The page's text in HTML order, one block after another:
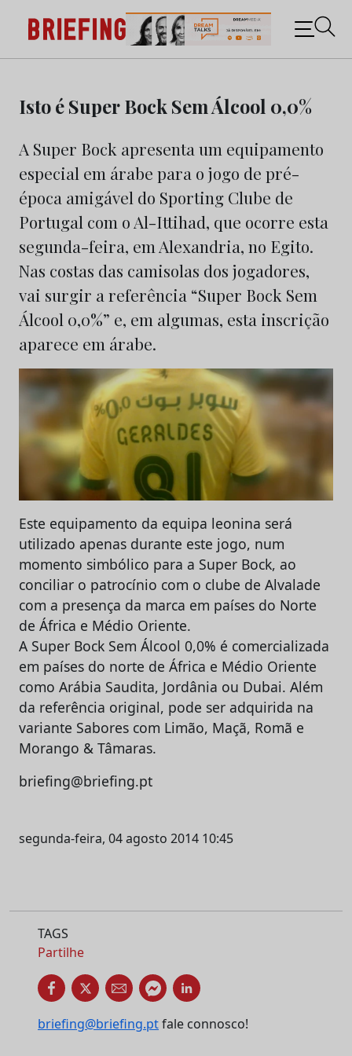
content
Briefing: Todas as notícias sobre os negócios do
Marketing e da Publicidade
Isto é Super Bock Sem Álcool 0,0%
A Super Bock apresenta um equipamento
especial em árabe para o jogo de pré-
época amigável do Sporting Clube de
Portugal com o Al-Ittihad, que ocorre esta
segunda-feira, em Alexandria, no Egito.
Nas costas das camisolas dos jogadores,
vai surgir a referência “Super Bock Sem
Álcool 0,0%” e, em algumas, esta inscrição
aparece em árabe.
Este equipamento da equipa leonina será
utilizado apenas durante este jogo, num
momento simbólico para a Super Bock, ao
conciliar o patrocínio com o clube de Alvalade
com a presença da marca em países do Norte
de África e Médio Oriente.
A Super Bock Sem Álcool 0,0% é comercializada
em países do norte de África e Médio Oriente
como Arábia Saudita, Jordânia ou Dubai. Além
da referência original, pode ser adquirida na
variante Sabores com Limão, Maçã, Romã e
Morango & Tâmaras.
briefing@briefing.pt
segunda-feira, 04 agosto 2014 10:45
TAGS
Partilhe
briefing@briefing.ptfale connosco!